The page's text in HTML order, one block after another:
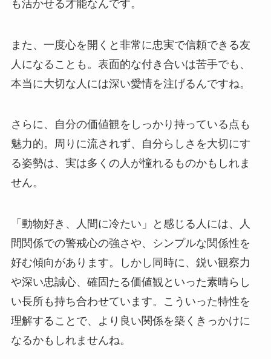
も活かせる才能なんです。
また、一度心を開くと非常に忠実で信頼できる友
人になることも。表面的な付き合いは苦手でも、
本当に大切な人には深い愛情を注げるんですね。
さらに、自分の価値観をしっかり持っている点も
魅力的。周りに流されず、自分らしさを大切にす
る姿勢は、実は多くの人が憧れるものかもしれま
せん。
「動物好き、人間に冷たい」と感じる人には、人
間関係での警戒心の強さや、シンプルな関係性を
好む傾向があります。しかし同時に、鋭い観察力
や深い忠誠心、確固たる価値観といった素晴らし
い長所も持ち合わせています。こういった特性を
理解することで、より良い関係を築くきっかけに
なるかもしれませんね。